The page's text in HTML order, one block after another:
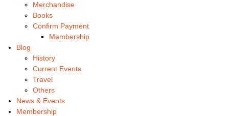
Merchandise
Books
Confirm Payment
Membership
Blog
History
Current Events
Travel
Others
News & Events
Membership